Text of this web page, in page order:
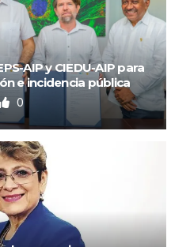
AIP y CIEDU-AIP para
e incidencia pública
0